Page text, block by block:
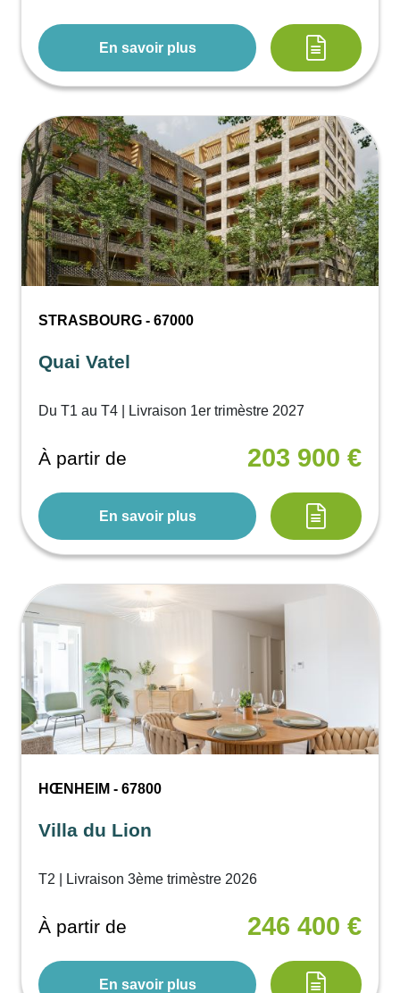
En savoir plus
STRASBOURG - 67000
Quai Vatel
Du T1 au T4 | Livraison 1er trimèstre 2027
À partir de 203 900 €
En savoir plus
HŒNHEIM - 67800
Villa du Lion
T2 | Livraison 3ème trimèstre 2026
À partir de 246 400 €
En savoir plus